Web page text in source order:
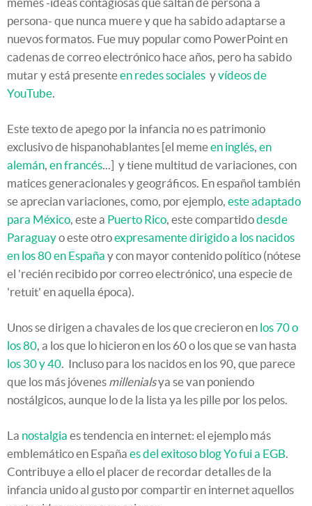
persona- que nunca muere y que ha sabido adaptarse a
nuevos formatos. Fue muy popular como PowerPoint en
cadenas de correo electrónico hace años, pero ha sabido
mutar y está presenteen redes sociales yvídeos de
YouTube
Este texto de apego por la infancia no es patrimonio
exclusivo de hispanohablantes [el memeen inglés en
alemán en francés ...] y tiene multitud de variaciones, con
matices generacionales y geográficos. En español también
se aprecian variaciones, como, por ejemplo, este adaptado
para México , este a Puerto Rico , este compartidodesde
Paraguayo este otroexpresamente dirigido a los nacidos
en los 80 en España y con mayor contenido político (nótese
el 'recién recibido por correo electrónico', una especie de
'retuit' en aquella época).
Unos se dirigen a chavales de los que crecieron en los 70 o
los 80 , a los que lo hicieron en los 60 o los que se van hasta
los 30 y 40 . Incluso para los nacidos en los 90, que parece
que los más jóvenes millenialsya se van poniendo
nostálgicos, aunque lo de la lista ya les pille por los pelos.
La nostalgia es tendencia en internet: el ejemplo más
emblemático en España es del exitoso blog Yo fui a EGB
Contribuye a ello el placer de recordar detalles de la
infancia unido al gusto por compartir en internet aquellos